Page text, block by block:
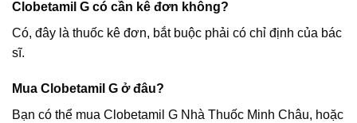
Clobetamil G có cần kê đơn không?
Có, đây là thuốc kê đơn, bắt buộc phải có chỉ định của bác
sĩ.
Mua Clobetamil G ở đâu?
Bạn có thể mua Clobetamil G Nhà Thuốc Minh Châu, hoặc